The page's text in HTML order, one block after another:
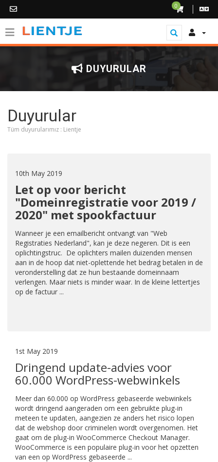
0
DUYURULAR
Duyurular
Tüm duyurularımız : Lientje
10th May 2019
Let op voor bericht
"Domeinregistratie voor 2019 /
2020" met spookfactuur
Wanneer je een emailbericht ontvangt van "Web
Registraties Nederland​", kan je deze negeren. Dit is een
oplichtingstruc. De oplichters mailen duizenden mensen
aan in de hoop dat niet-oplettende het bedrag betalen in de
veronderstelling dat ze hun bestaande domeinnaam
verlengen. Maar niets is minder waar. In de kleine lettertjes
op de factuur ...
1st May 2019
Dringend update-advies voor
60.000 WordPress-webwinkels
Meer dan 60.000 op WordPress gebaseerde webwinkels
wordt dringend aangeraden om een gebruikte plug-in
meteen te updaten, aangezien ze anders het risico lopen
dat de webshop door criminelen wordt overgenomen. Het
gaat om de plug-in WooCommerce Checkout Manager.
WooCommerce is een populaire plug-in voor het opzetten
van een op WordPress gebaseerde ...